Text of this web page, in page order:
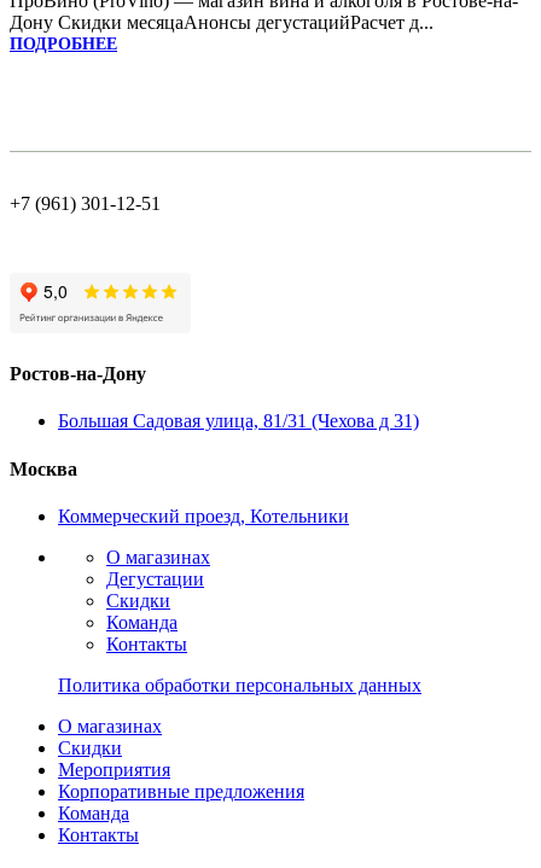
Дону Скидки месяцаАнонсы дегустацийРасчет д...
ПОДРОБНЕЕ
+7 (961) 301-12-51
Ростов-на-Дону
Большая Садовая улица, 81/31 (Чехова д 31)
Москва
Коммерческий проезд, Котельники
О магазинах
Дегустации
Скидки
Команда
Контакты
Политика обработки персональных данных
О магазинах
Скидки
Мероприятия
Корпоративные предложения
Команда
Контакты